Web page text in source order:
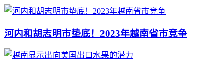
河内和胡志明市垫底！2023年越南省市竞争